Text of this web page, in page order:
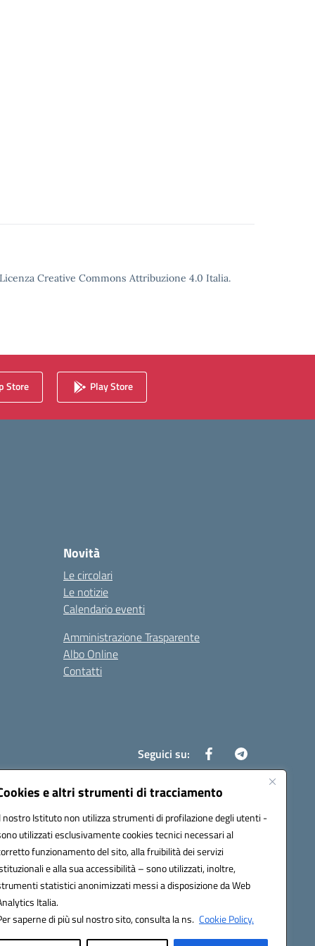
e altri strumenti di tracciamento
nostro Istituto non utilizza strumenti di profilazione degli utenti -
utilizzati esclusivamente cookies tecnici necessari al
funzionamento del sito, alla fruibilità dei servizi
e alla sua accessibilità – sono utilizzati, inoltre,
statistici anonimizzati messi a disposizione da Web
Italia.
saperne di più sul nostro sito, consulta la ns. Cookie Policy.
Creative Commons Attribuzione 4.0 Italia.
Store Play Store
Novità
Le circolari
Le notizie
Calendario eventi
Amministrazione Trasparente
Albo Online
Contatti
Seguici su: